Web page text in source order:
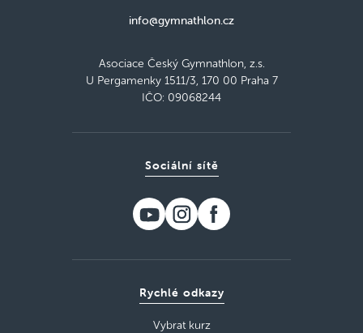
info@gymnathlon.cz
Asociace Český Gymnathlon, z.s.
U Pergamenky 1511/3, 170 00 Praha 7
IČO: 09068244
Rychlé odkazy
Vybrat kurz
Sociální sítě